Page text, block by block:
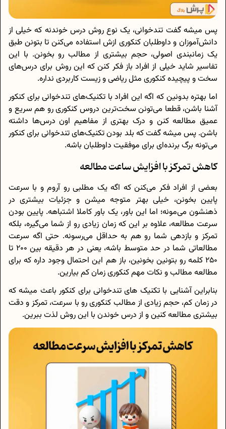
پس میشه گفت تندخوانی، یک نوع روش درس خوندنه که خیلی از
دانش‌آموزان و داوطلبان کنکوری ازش استفاده می‌کنن تا بتونن طبق
یک زمانبندی اصولی، حجم بیشتری از مطالب رو بخونن. با این
تفاسیر شاید خیلی از افراد باز فکر کنن که این روش برای درس‌های
سخت و پیچیده کنکوری مثل ریاضی و زیست کاربردی نداره.
اما بهتره بدونین که اگه این افراد با تکنیک‌های تندخوانی برای کنکور
آشنا باشن، قطعا می‌تونن سخت‌ترین دروس کنکوری رو هم سریع و
عمیق مطالعه کنن و درک بهتری از مفاهیم اون درس‌ها داشته
باشن. پس میشه گفت که بلد بودن تکنیک‌های تندخوانی برای کنکور
می‌تونه برگ برنده‌ای برای موفقیت داوطلبان باشه.
کاهش تمرکز با افزایش ساعت مطالعه
بعضی از افراد فکر می‌کنن که اگه یک مطلبی رو آروم و با سرعت
پایین بخونن، خیلی بهتر متوجه میشن و جزئیات بیشتری در
ذهنشون می‌مونه؛ اما این باور، یک باور کاملا اشتباهه. پایین بودن
سرعت مطالعه، علاوه بر این که زمان زیادی رو از شما می‌گیره، بلکه
تمرکز و بازدهی شما رو هم به حداقل می‌رسونه. حتی اگه سرعت
مطالعاتی شما در حد متوسط باشه، یعنی در هر دقیقه بین 200 تا
250 کلمه رو بتونین بخونین، باز هم این احتمال وجود داره که برای
مطالعه مطالب و نکات مهم کنکوری زمان کم بیارین.
بنابراین آشنایی با تکنیک های تندخوانی برای کنکور باعث میشه که
در زمان کم، حجم زیادی از مطالب کنکوری رو با سرعت، تمرکز و دقت
بیشتری مطالعه کنین و از درس خوندن با این روش لذت ببرین.